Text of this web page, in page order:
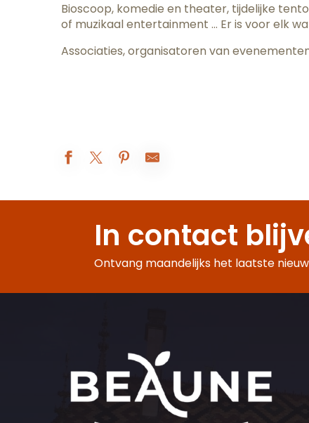
Bioscoop, komedie en theater, tijdelijke
of muzikaal entertainment … Er is voor elk
Associaties, organisatoren van
Augustodunum 2026 : Le rêve du Roi
Beaune A.O.C. : 5° rendez-vous de Bel-Air
Exposition peinture
Visites d'été à la ferme Fruirouge©
In contact
Ontvang maandelijks het laatste